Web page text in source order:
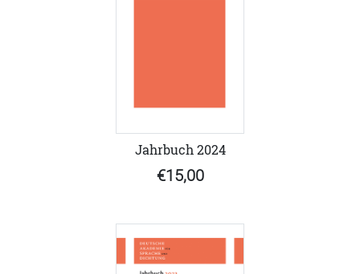
Jahrbuch 2024
€15,00